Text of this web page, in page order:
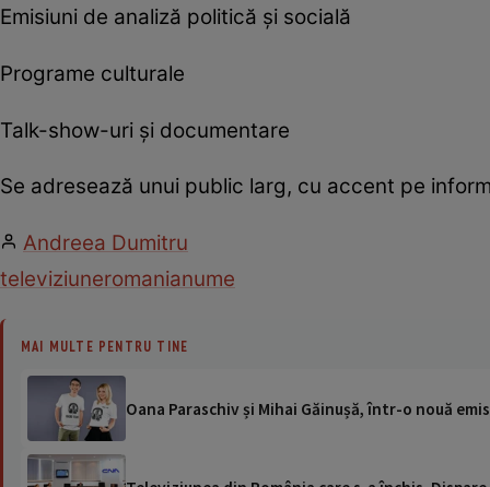
Emisiuni de analiză politică și socială
Programe culturale
Talk-show-uri și documentare
Se adresează unui public larg, cu accent pe
Andreea Dumitru
televiziuneromanianume
MAI MULTE PENTRU TINE
Oana Paraschiv și Mihai Găinușă, într-o nouă